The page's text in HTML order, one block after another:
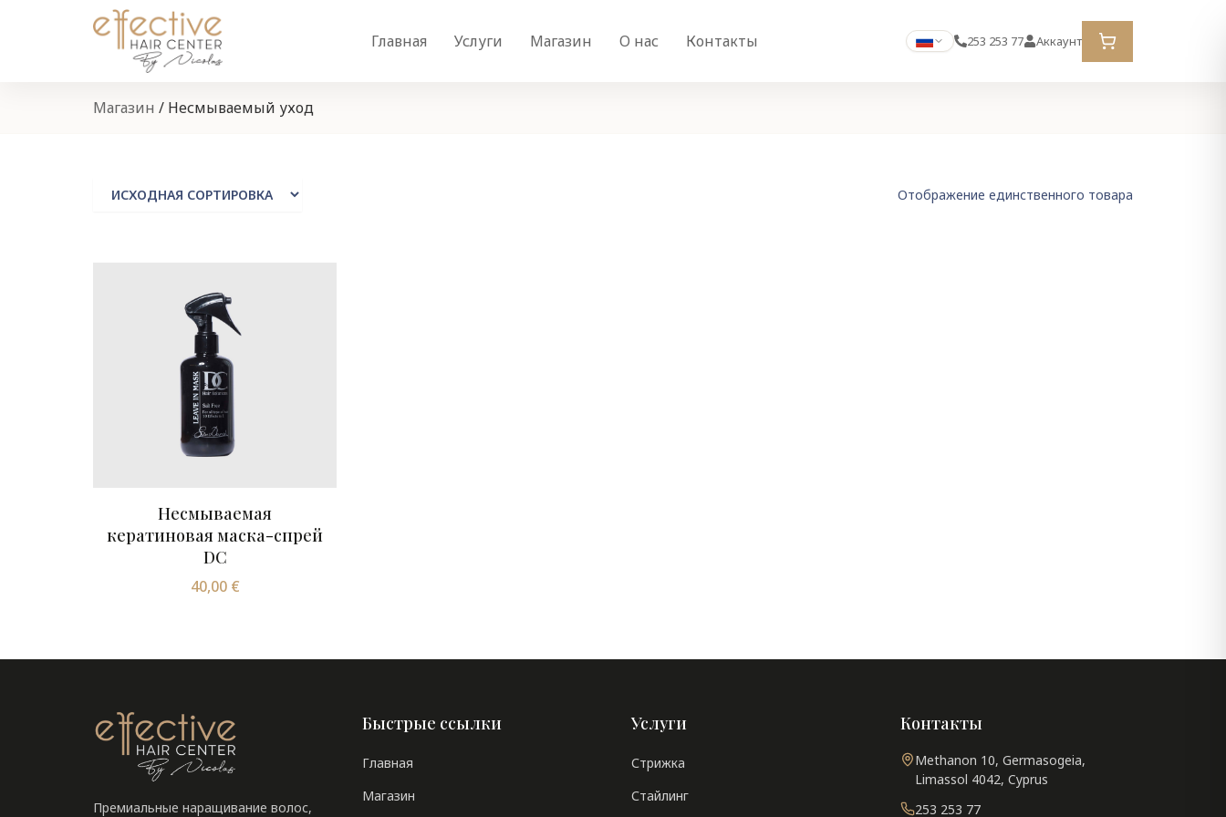
Главная Услуги Магазин О нас Контакты 253 253 77 Аккаунт
Магазин / Несмываемый уход
Отображение единственного товара
Несмываемая
кератиновая маска-спрей
DC
40,00 €
Премиальные наращивание волос,
Быстрые ссылки
Главная
Магазин
Услуги
Стрижка
Стайлинг
Контакты
Methanon 10, Germasogeia,
Limassol 4042, Cyprus
253 253 77